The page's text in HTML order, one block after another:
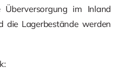
Überversorgung im Inland
die Lagerbestände werden